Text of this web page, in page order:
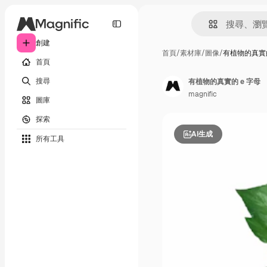
創建
首頁
搜尋
圖庫
探索
所有工具
首頁/素材庫/圖像/有植物的真
AI生成
有植物的真實的 e 字母
magnific